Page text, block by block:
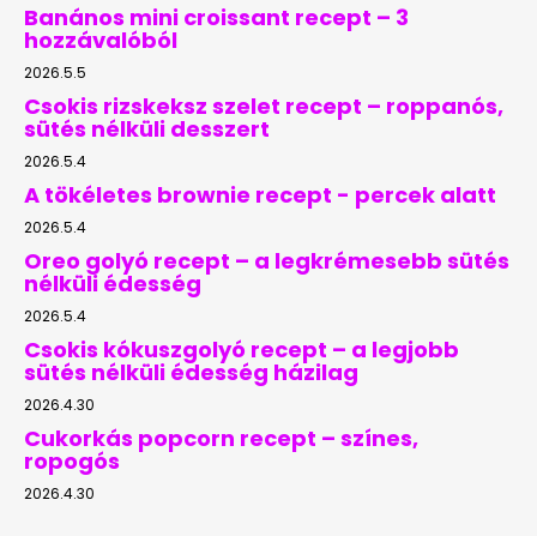
Banános mini croissant recept – 3
hozzávalóból
2026.5.5
Csokis rizskeksz szelet recept – roppanós,
sütés nélküli desszert
2026.5.4
A tökéletes brownie recept - percek alatt
2026.5.4
Oreo golyó recept – a legkrémesebb sütés
nélküli édesség
2026.5.4
Csokis kókuszgolyó recept – a legjobb
sütés nélküli édesség házilag
2026.4.30
Cukorkás popcorn recept – színes,
ropogós
2026.4.30